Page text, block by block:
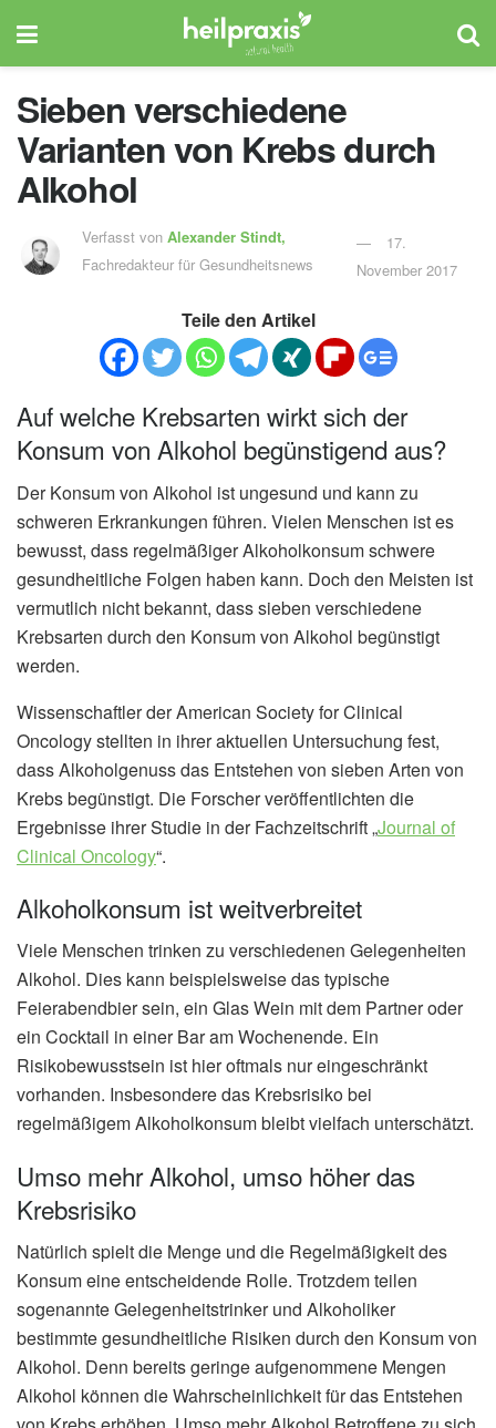
Sieben verschiedene
Varianten von Krebs durch
Alkohol
Verfasst von Alexander Stindt,
Fachredakteur für Gesundheitsnews
17.
November 2017
Teile den Artikel
Auf welche Krebsarten wirkt sich der
Konsum von Alkohol begünstigend aus?
Der Konsum von Alkohol ist ungesund und kann zu
schweren Erkrankungen führen. Vielen Menschen ist es
bewusst, dass regelmäßiger Alkoholkonsum schwere
gesundheitliche Folgen haben kann. Doch den Meisten ist
vermutlich nicht bekannt, dass sieben verschiedene
Krebsarten durch den Konsum von Alkohol begünstigt
werden.
Wissenschaftler der American Society for Clinical
Oncology stellten in ihrer aktuellen Untersuchung fest,
dass Alkoholgenuss das Entstehen von sieben Arten von
Krebs begünstigt. Die Forscher veröffentlichten die
Ergebnisse ihrer Studie in der Fachzeitschrift „Journal of
Clinical Oncology“.
Alkoholkonsum ist weitverbreitet
Viele Menschen trinken zu verschiedenen Gelegenheiten
Alkohol. Dies kann beispielsweise das typische
Feierabendbier sein, ein Glas Wein mit dem Partner oder
ein Cocktail in einer Bar am Wochenende. Ein
Risikobewusstsein ist hier oftmals nur eingeschränkt
vorhanden. Insbesondere das Krebsrisiko bei
regelmäßigem Alkoholkonsum bleibt vielfach unterschätzt.
Umso mehr Alkohol, umso höher das
Krebsrisiko
Natürlich spielt die Menge und die Regelmäßigkeit des
Konsum eine entscheidende Rolle. Trotzdem teilen
sogenannte Gelegenheitstrinker und Alkoholiker
bestimmte gesundheitliche Risiken durch den Konsum von
Alkohol. Denn bereits geringe aufgenommene Mengen
Alkohol können die Wahrscheinlichkeit für das Entstehen